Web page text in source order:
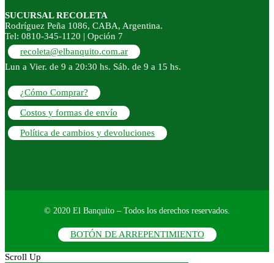
SUCURSAL RECOLETA
Rodríguez Peña 1086, CABA, Argentina.
Tel: 0810-345-1120 | Opción 7
recoleta@elbanquito.com.ar
Lun a Vier. de 9 a 20:30 hs. Sáb. de 9 a 15 hs.
¿Cómo Comprar?
Costos y formas de envío
Política de cambios y devoluciones
© 2020 El Banquito – Todos los derechos reservados.
BOTÓN DE ARREPENTIMIENTO
Scroll Up